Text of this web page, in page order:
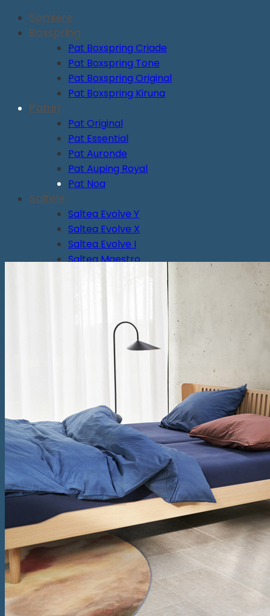
Somiere
Boxspring
Pat Boxspring Criade
Pat Boxspring Tone
Pat Boxspring Original
Pat Boxspring Kiruna
Paturi
Pat Original
Pat Essential
Pat Auronde
Pat Auping Royal
Pat Noa
Saltele
Saltea Evolve Y
Saltea Evolve X
Saltea Evolve I
Saltea Maestro
Saltea tapițată Box Spring Deluxe
Saltea tapițată Box Spring Prestige
Saltea tapițată Box Spring Kiruna
Topper Saltea Comfort
Topper Saltea Deluxe
Topper Saltea Prestige
Caută
după:
Nu ai niciun produs în coș.
Înapoi la magazin
Caută
după: